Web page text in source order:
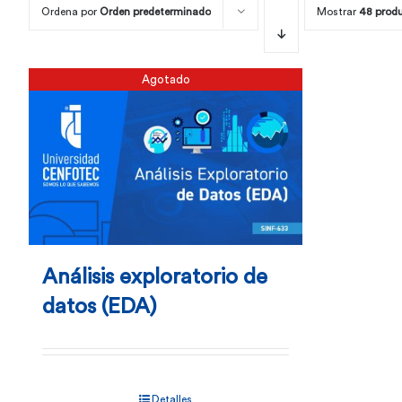
Ordena por Orden predeterminado Mostrar 48
Agotado
Análisis exploratorio de
datos (EDA)
Detalles